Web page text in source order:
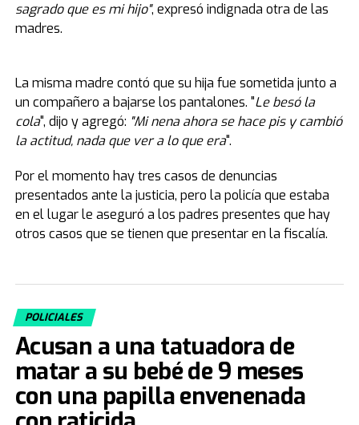
sagrado que es mi hijo", expresó indignada otra de las
madres.
La misma madre contó que su hija fue sometida junto a
un compañero a bajarse los pantalones. "Le besó la
cola", dijo y agregó: "Mi nena ahora se hace pis y cambió
la actitud, nada que ver a lo que era".
Por el momento hay tres casos de denuncias
presentados ante la justicia, pero la policía que estaba
en el lugar le aseguró a los padres presentes que hay
otros casos que se tienen que presentar en la fiscalía.
POLICIALES
Acusan a una tatuadora de
matar a su bebé de 9 meses
con una papilla envenenada